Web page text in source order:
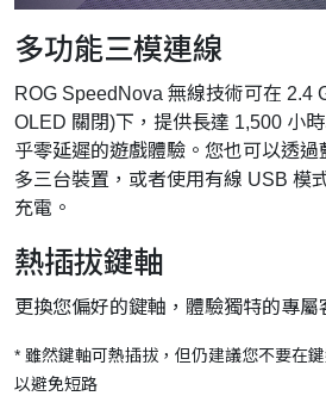
多功能三模連線
ROG SpeedNova 無線技術可在 2.4
OLED 關閉)下，提供長達 1,500 小
乎零延遲的遊戲體驗。您也可以透
多三台裝置，或者使用有線 USB 模
充電。
熱插拔鍵軸
更換您偏好的鍵軸，體驗獨特的專屬
* 雖然鍵軸可熱插拔，但仍建議您不要在
以避免短路